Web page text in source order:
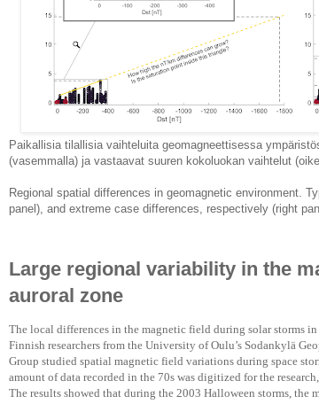
Paikallisia tilallisia vaihteluita geomagneettisessa
(vasemmalla) ja vastaavat suuren kokoluokan vaihtelut
Regional spatial differences in geomagnetic environment.
panel), and extreme case differences, respectively (right
Large regional variability in the
auroral zone
The local differences in the magnetic field during solar storms in
Finnish researchers from the University of Oulu’s Sodankylä
Group studied spatial magnetic field variations during space
amount of data recorded in the 70s was digitized for the
The results showed that during the 2003 Halloween storms, the